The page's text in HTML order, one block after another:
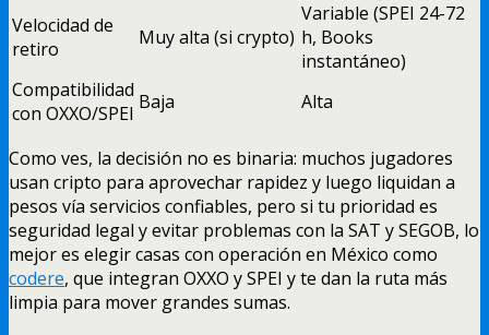
Velocidad de
retiro
Muy alta (si crypto)
Variable (SPEI 24-72
h, Books
instantáneo)
Compatibilidad
con OXXO/SPEI Baja Alta
Como ves, la decisión no es binaria: muchos jugadores
usan cripto para aprovechar rapidez y luego liquidan a
pesos vía servicios confiables, pero si tu prioridad es
seguridad legal y evitar problemas con la SAT y SEGOB, lo
mejor es elegir casas con operación en México como
codere, que integran OXXO y SPEI y te dan la ruta más
limpia para mover grandes sumas.